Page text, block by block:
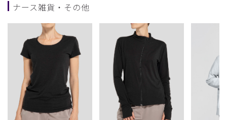
ナース雑貨・その他